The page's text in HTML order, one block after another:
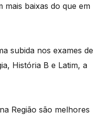
mais baixas do que em
subida nos exames de
História B e Latim, a
Região são melhores